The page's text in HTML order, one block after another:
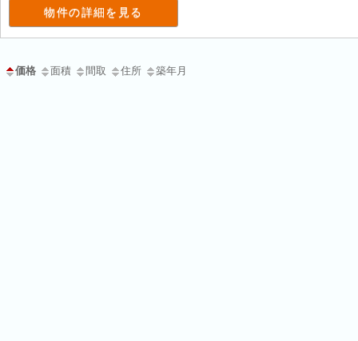
物件の詳細を見る
価格 面積 間取 住所 築年月